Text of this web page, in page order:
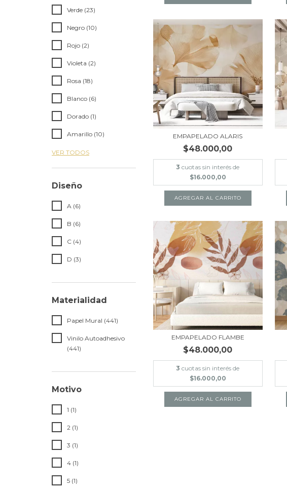
Verde (23)
Negro (10)
Rojo (2)
Violeta (2)
Rosa (18)
Blanco (6)
Dorado (1)
Amarillo (10)
VER TODOS
Diseño
A (6)
B (6)
C (4)
D (3)
Materialidad
Papel Mural (441)
Vinilo Autoadhesivo
(441)
Motivo
1 (1)
2 (1)
3 (1)
4 (1)
5 (1)
EMPAPELADO ALARIS
$48.000,00
3 cuotas sin interés de
$16.000,00
AGREGAR AL CARRITO
EMPAPELADO FLAMBE
$48.000,00
3 cuotas sin interés de
$16.000,00
AGREGAR AL CARRITO